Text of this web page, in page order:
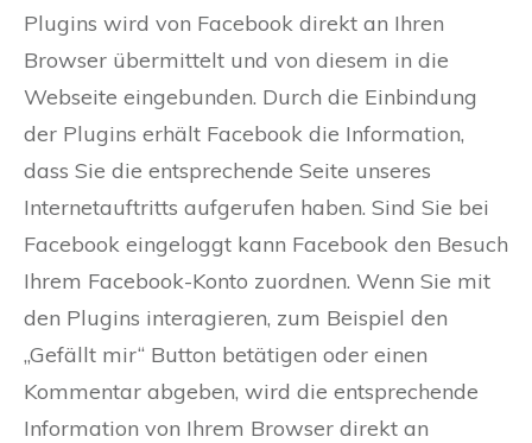
Plugins wird von Facebook direkt an Ihren
Browser übermittelt und von diesem in die
Webseite eingebunden. Durch die Einbindung
der Plugins erhält Facebook die Information,
dass Sie die entsprechende Seite unseres
Internetauftritts aufgerufen haben. Sind Sie bei
Facebook eingeloggt kann Facebook den Besuch
Ihrem Facebook-Konto zuordnen. Wenn Sie mit
den Plugins interagieren, zum Beispiel den
„Gefällt mir“ Button betätigen oder einen
Kommentar abgeben, wird die entsprechende
Information von Ihrem Browser direkt an